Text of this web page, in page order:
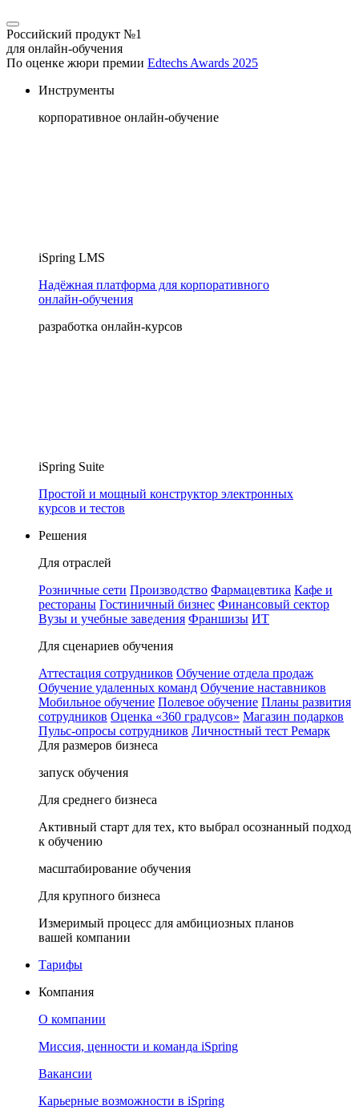
Российский продукт №1
для онлайн-обучения
По оценке жюри премии Edtechs Awards 2025
Инструменты
корпоративное онлайн-обучение
iSpring LMS
Надёжная платформа для корпоративного
онлайн‑обучения
разработка онлайн-курсов
iSpring Suite
Простой и мощный конструктор электронных
курсов и тестов
Решения
Для отраслей
Розничные сети Производство Фармацевтика Кафе и
рестораны Гостиничный бизнес Финансовый сектор
Вузы и учебные заведения Франшизы ИТ
Для сценариев обучения
Аттестация сотрудников Обучение отдела продаж
Обучение удаленных команд Обучение наставников
Мобильное обучение Полевое обучение Планы развития
сотрудников Оценка «360 градусов» Магазин подарков
Пульс-опросы сотрудников Личностный тест Ремарк
Для размеров бизнеса
запуск обучения
Для среднего бизнеса
Активный старт для тех, кто выбрал осознанный подход
к обучению
масштабирование обучения
Для крупного бизнеса
Измеримый процесс для амбициозных планов
вашей компании
Тарифы
Компания
О компании
Миссия, ценности и команда iSpring
Вакансии
Карьерные возможности в iSpring